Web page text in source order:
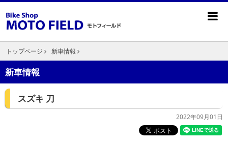
トップページ 新車情報
新車情報
スズキ 刀
2022年09月01日